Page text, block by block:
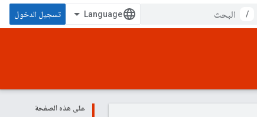
/ تسجيل الدخول
على هذه الصفحة